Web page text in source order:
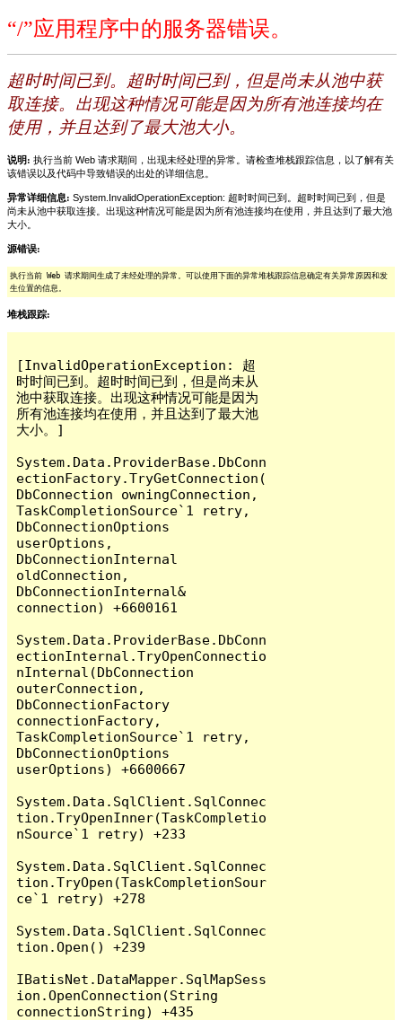
“/”应用程序中的服务器错误。
超时时间已到。超时时间已到，但是尚未从池中获
取连接。出现这种情况可能是因为所有池连接均在
使用，并且达到了最大池大小。
说明: 执行当前 Web 请求期间，出现未经处理的异常。请检查堆栈跟踪信息，以了解有关
该错误以及代码中导致错误的出处的详细信息。
异常详细信息: System.InvalidOperationException: 超时时间已到。超时时间已到，但是
尚未从池中获取连接。出现这种情况可能是因为所有池连接均在使用，并且达到了最大池
大小。
源错误:
执行当前 Web 请求期间生成了未经处理的异常。可以使用下面的异常堆栈跟踪信息确定有关异常原因和发
生位置的信息。
堆栈跟踪:
[InvalidOperationException: 超
时时间已到。超时时间已到，但是尚未从
池中获取连接。出现这种情况可能是因为
所有池连接均在使用，并且达到了最大池
大小。]
System.Data.ProviderBase.DbConn
ectionFactory.TryGetConnection(
DbConnection owningConnection,
TaskCompletionSource`1 retry,
DbConnectionOptions
userOptions,
DbConnectionInternal
oldConnection,
DbConnectionInternal&
connection) +6600161
System.Data.ProviderBase.DbConn
ectionInternal.TryOpenConnectio
nInternal(DbConnection
outerConnection,
DbConnectionFactory
connectionFactory,
TaskCompletionSource`1 retry,
DbConnectionOptions
userOptions) +6600667
System.Data.SqlClient.SqlConnec
tion.TryOpenInner(TaskCompletio
nSource`1 retry) +233
System.Data.SqlClient.SqlConnec
tion.TryOpen(TaskCompletionSour
ce`1 retry) +278
System.Data.SqlClient.SqlConnec
tion.Open() +239
IBatisNet.DataMapper.SqlMapSess
ion.OpenConnection(String
connectionString) +435